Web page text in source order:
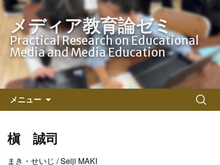
メディア教育論ゼミ
Practical Research on Educational
Media and Media Education
メニュー
ツ
検
索:
槇 誠司
まき・せいじ / Seiji MAKI